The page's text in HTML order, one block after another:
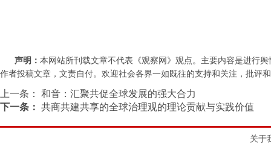
声明： 本网站所刊载文章不代表《观察网》观点。主要内容是进行
作者投稿文章，文责自付。欢迎社会各界一如既往的支持和关注，批评和
上一条：
和音：汇聚共促全球发展的强大合力
下一条： 共商共建共享的全球治理观的理论贡献与实践价值
关于